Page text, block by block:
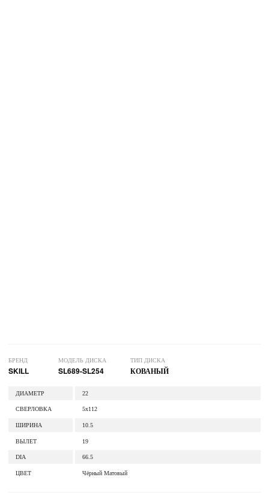
БРЕНД
SKILL
МОДЕЛЬ ДИСКА
SL689-SL254
ТИП ДИСКА
КОВАНЫЙ
ДИАМЕТР 22
СВЕРЛОВКА 5x112
ШИРИНА 10.5
ВЫЛЕТ 19
DIA 66.5
ЦВЕТ Чёрный Матовый